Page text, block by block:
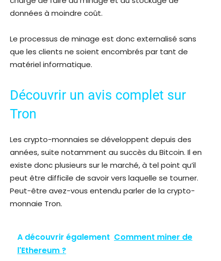
données à moindre coût.
Le processus de minage est donc externalisé sans
que les clients ne soient encombrés par tant de
matériel informatique.
Découvrir un avis complet sur
Tron
Les crypto-monnaies se développent depuis des
années, suite notamment au succès du Bitcoin. Il en
existe donc plusieurs sur le marché, à tel point qu’il
peut être difficile de savoir vers laquelle se tourner.
Peut-être avez-vous entendu parler de la crypto-
monnaie Tron.
A découvrir également Comment miner de
l'Ethereum ?